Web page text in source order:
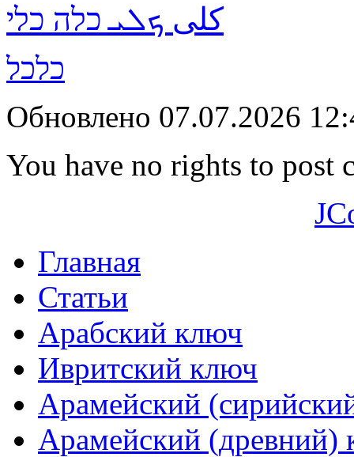
كلى ܟܠܝ כלה כלי
כלכל
Обновлено 07.07.2026
You have no rights to post
Главная
Статьи
Арабский ключ
Ивритский ключ
Арамейский
Арамейский (древний)